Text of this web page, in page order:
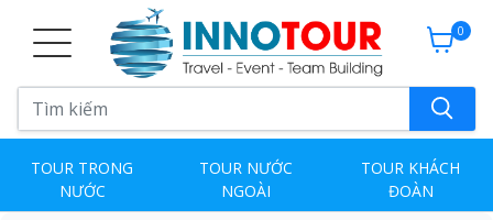
0
TOUR TRONG
NƯỚC
TOUR NƯỚC
NGOÀI
TOUR KHÁCH
ĐOÀN